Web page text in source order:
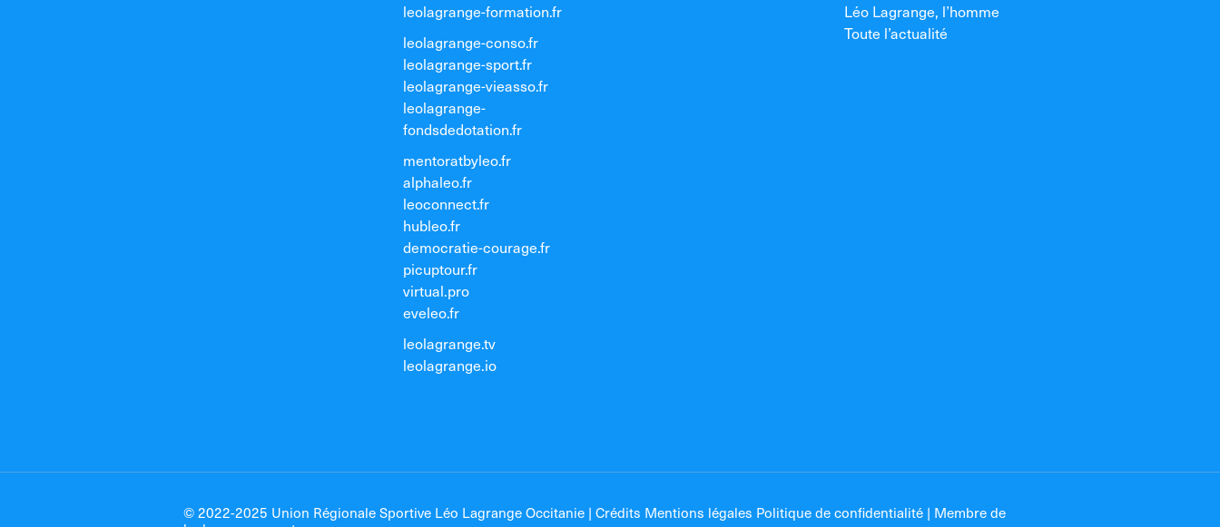
leolagrange-formation.fr
leolagrange-conso.fr
leolagrange-sport.fr
leolagrange-vieasso.fr
leolagrange-
fondsdedotation.fr
mentoratbyleo.fr
alphaleo.fr
leoconnect.fr
hubleo.fr
democratie-courage.fr
picuptour.fr
virtual.pro
eveleo.fr
leolagrange.tv
leolagrange.io
Léo Lagrange, l’homme
Toute l’actualité
© 2022-2025 Union Régionale Sportive Léo Lagrange Occitanie | Crédits Mentions légales Politique de confidentialité| Membre de